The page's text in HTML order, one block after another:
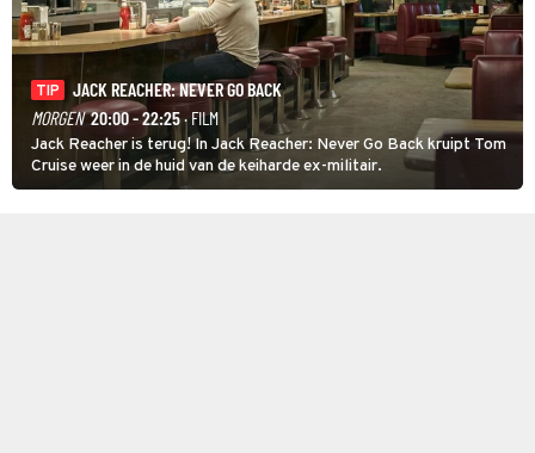
TIP
JACK REACHER: NEVER GO BACK
MORGEN 20:00 - 22:25· FILM
Jack Reacher is terug! In Jack Reacher: Never Go Back kruipt Tom
Cruise weer in de huid van de keiharde ex-militair.